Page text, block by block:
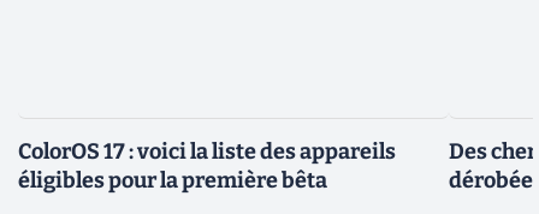
ColorOS 17 : voici la liste des appareils
éligibles pour la première bêta
Des